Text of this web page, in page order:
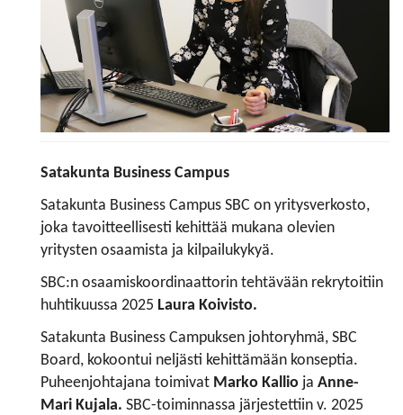
Satakunta Business Campus
Satakunta Business Campus SBC on yritysverkosto,
joka tavoitteellisesti kehittää mukana olevien
yritysten osaamista ja kilpailukykyä.
SBC:n osaamiskoordinaattorin tehtävään rekrytoitiin
huhtikuussa 2025 Laura Koivisto.
Satakunta Business Campuksen johtoryhmä, SBC
Board, kokoontui neljästi kehittämään konseptia.
Puheenjohtajana toimivat Marko Kallio ja Anne-
Mari Kujala. SBC-toiminnassa järjestettiin v. 2025